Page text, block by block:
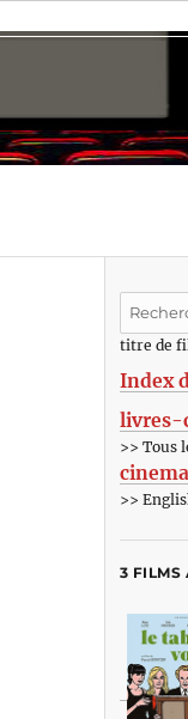
Recherche
:titre de
Index
livres-
>> Tous
>>
3 FILMS